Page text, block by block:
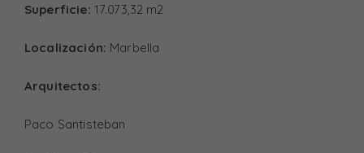
Superficie: 17.073,32 m2
Localización: Marbella
Arquitectos:
Paco Santisteban